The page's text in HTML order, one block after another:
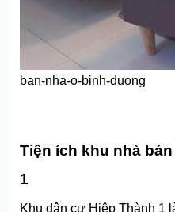
ban-nha-o-binh-duong
Tiện ích khu nhà
1
Khu dân cư Hiệp Thành 1